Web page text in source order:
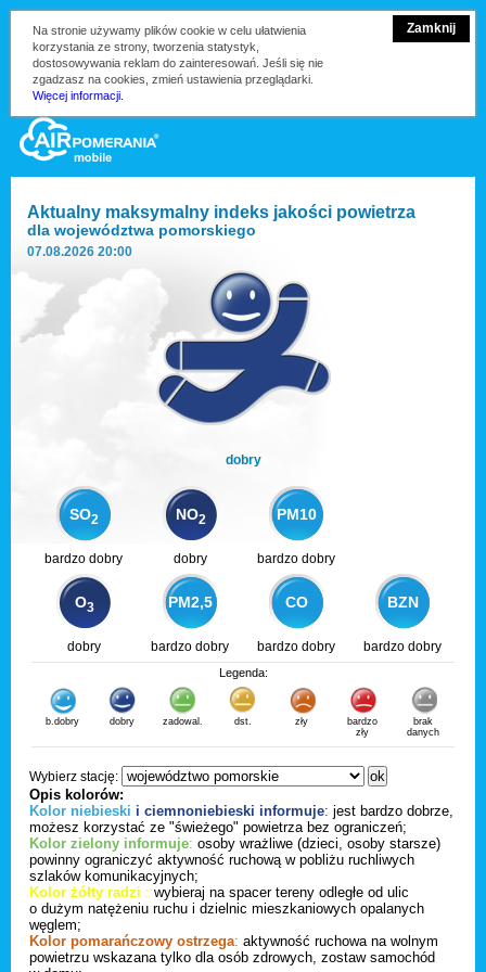
Zamknij
Na stronie używamy plików cookie w celu ułatwienia
korzystania ze strony, tworzenia statystyk,
dostosowywania reklam do zainteresowań. Jeśli się nie
zgadzasz na cookies, zmień ustawienia przeglądarki.
Więcej informacji.
Aktualny maksymalny indeks jakości powietrza
dla województwa pomorskiego
07.08.2026 20:00
dobry
SO2 NO2 PM10
bardzo dobry dobry bardzo dobry
O3 PM2,5 CO BZN
dobry bardzo dobry bardzo dobry bardzo dobry
Legenda:
b.dobry dobry zadowal. dst. zły
bardzo
zły
brak
danych
Wybierz stację:
Opis kolorów:
Kolor niebieski i ciemnoniebieski informuje: jest bardzo dobrze,
możesz korzystać ze "świeżego" powietrza bez ograniczeń;
Kolor zielony informuje: osoby wrażliwe (dzieci, osoby starsze)
powinny ograniczyć aktywność ruchową w pobliżu ruchliwych
szlaków komunikacyjnych;
Kolor żółty radzi : wybieraj na spacer tereny odległe od ulic
o dużym natężeniu ruchu i dzielnic mieszkaniowych opalanych
węglem;
Kolor pomarańczowy ostrzega: aktywność ruchowa na wolnym
powietrzu wskazana tylko dla osób zdrowych, zostaw samochód